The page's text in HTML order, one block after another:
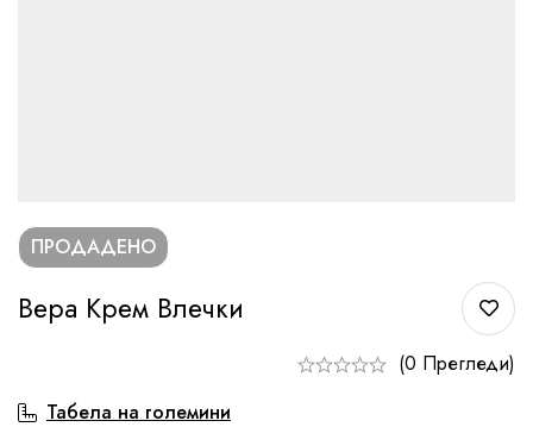
ПРОДАДЕНО
Вера Крем Влечки
(0 Прегледи)
Табела на големини